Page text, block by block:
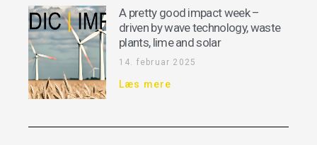
A pretty good impact week –
driven by wave technology, waste
plants, lime and solar
14. februar 2025
Læs mere